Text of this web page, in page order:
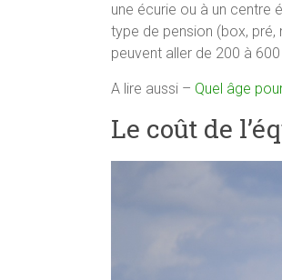
une écurie ou à un centre
type de pension (box, pré,
peuvent aller de 200 à
A lire aussi – Quel âge
Le coût de